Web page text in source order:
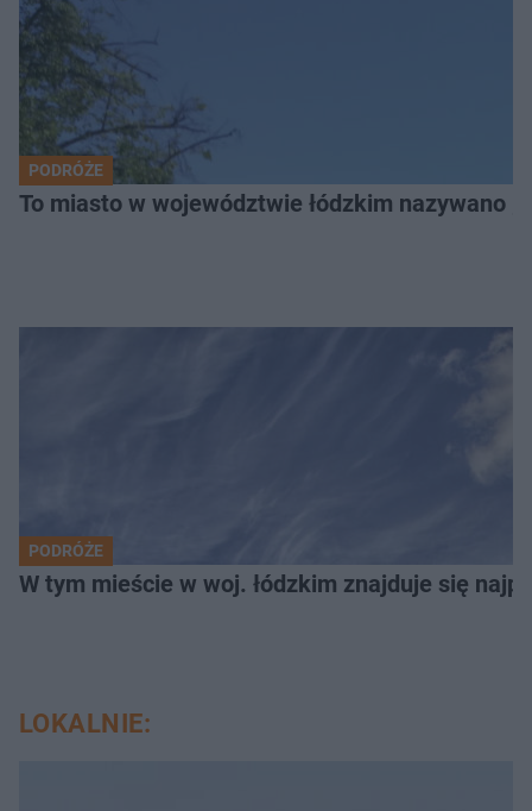
PODRÓŻE
To miasto w województwie łódzkim nazywano
PODRÓŻE
W tym mieście w woj. łódzkim znajduje się
LOKALNIE: